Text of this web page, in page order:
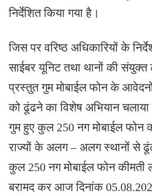
निर्देशित किया गया है।
जिस पर वरिष्ठ अधिकारियों के
साईबर यूनिट तथा थानों की संयुक्त
प्रस्तुत गुम मोबाईल फोन के
को ढूंढने का विशेष अभियान चलाया
गुम हुए कुल 250 नग मोबाईल फोन
राज्यों के अलग – अलग स्थानों से
कुल 250 नग मोबाईल फोन
बरामद कर आज दिनांक